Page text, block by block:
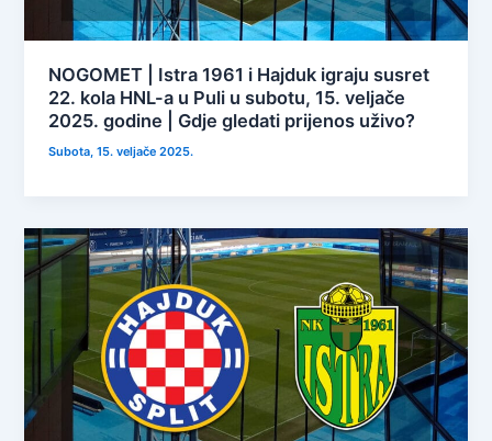
NOGOMET | Istra 1961 i Hajduk igraju susret
22. kola HNL-a u Puli u subotu, 15. veljače
2025. godine | Gdje gledati prijenos uživo?
Subota, 15. veljače 2025.